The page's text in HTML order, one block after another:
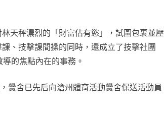
天秤濃烈的「財富佔有慾」，試圖包裹並壓
、技擊課間操的同時，還成立了技擊社團
導的焦點內在的事務。
黌舍已先后向滄州體育活動黌舍保送活動員